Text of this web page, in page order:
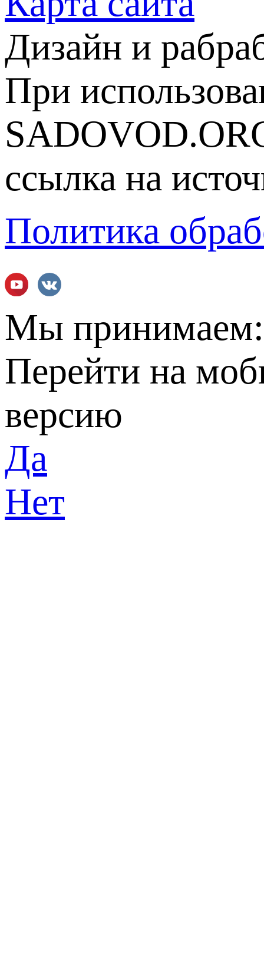
Дизайн и
При
ссылка на
Политика
Мы
Перейти на
версию
Да
Нет